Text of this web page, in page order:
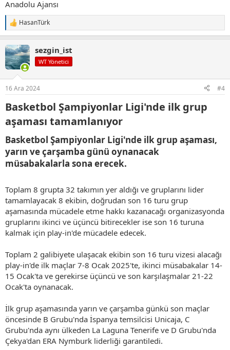
Anadolu Ajansı
T
e
k
i
l
:
HasanTürk
sezgin_ist
WT Yönetici
16 Ara 2024 #4
Basketbol Şampiyonlar Ligi'nde ilk grup
aşaması tamamlanıyor​
Basketbol Şampiyonlar Ligi'nde ilk grup aşaması,
yarın ve çarşamba günü oynanacak
müsabakalarla sona erecek.​
Toplam 8 grupta 32 takımın yer aldığı ve gruplarını lider
tamamlayacak 8 ekibin, doğrudan son 16 turu grup
aşamasında mücadele etme hakkı kazanacağı organizasyonda
gruplarını ikinci ve üçüncü bitirecekler ise son 16 turuna
kalmak için play-in'de mücadele edecek.
Toplam 2 galibiyete ulaşacak ekibin son 16 turu vizesi alacağı
play-in'de ilk maçlar 7-8 Ocak 2025'te, ikinci müsabakalar 14-
15 Ocak'ta ve gerekirse üçüncü ve son karşılaşmalar 21-22
Ocak'ta oynanacak.
İlk grup aşamasında yarın ve çarşamba günkü son maçlar
öncesinde B Grubu'nda İspanya temsilcisi Unicaja, C
Grubu'nda aynı ülkeden La Laguna Tenerife ve D Grubu'nda
Çekya'dan ERA Nymburk liderliği garantiledi.